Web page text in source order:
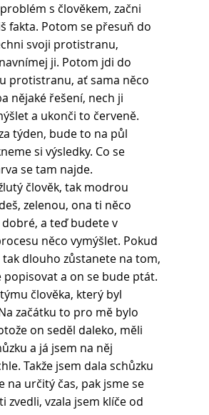
s člověkem, začni
fakta. Potom se přesuň do
svoji protistranu,
ji. Potom jdi do
protistranu, ať sama něco
nějaké řešení, nech ji
a ukonči to červeně.
týden, bude to na půl
si výsledky. Co se
se tam najde.
člověk, tak modrou
zelenou, ona ti něco
a teď budete v
něco vymýšlet. Pokud
dlouho zůstanete na tom,
popisovat a on se bude ptát.
člověka, který byl
začátku to pro mě bylo
on seděl daleko, měli
a já jsem na něj
Takže jsem dala schůzku
na určitý čas, pak jsme se
zvedli, vzala jsem klíče od